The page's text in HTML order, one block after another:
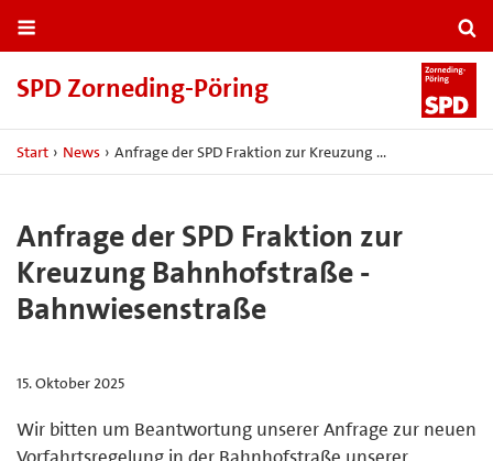
SPD Zorneding-​Pöring
Start › News › Anfrage der SPD Fraktion zur Kreuzung …
Anfrage der SPD Fraktion zur
Kreuzung Bahnhofstraße -
Bahnwiesenstraße
15. Oktober 2025
Wir bitten um Beantwortung unserer Anfrage zur neuen
Vorfahrtsregelung in der Bahnhofstraße unserer